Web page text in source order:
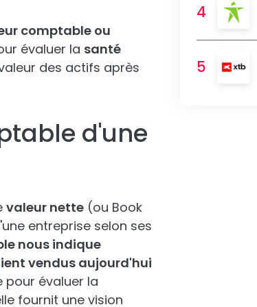
comptable ou
évaluer la santé
des actifs après
d'une
valeur nette (ou Book
entreprise selon ses
nous indique
vendus aujourd'hui
évaluer la
fournit une vision
4
5